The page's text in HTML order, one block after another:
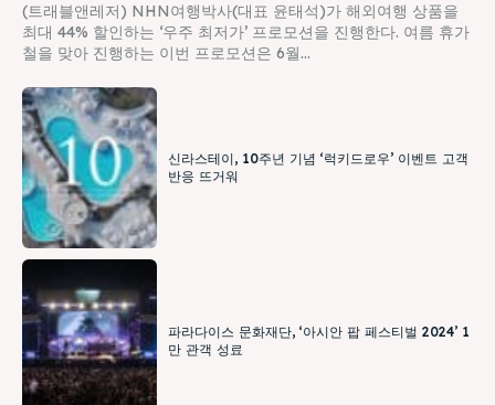
(트래블앤레저) NHN여행박사(대표 윤태석)가 해외여행 상품을
최대 44% 할인하는 ‘우주 최저가’ 프로모션을 진행한다. 여름 휴가
철을 맞아 진행하는 이번 프로모션은 6월...
신라스테이, 10주년 기념 ‘럭키드로우’ 이벤트 고객
반응 뜨거워
파라다이스 문화재단, ‘아시안 팝 페스티벌 2024’ 1
만 관객 성료